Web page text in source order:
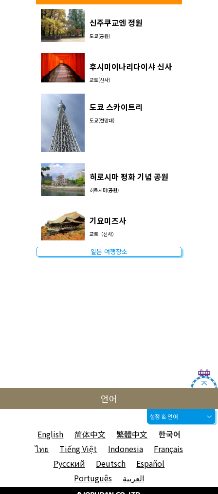
신주쿠교엔 정원
도쿄(공원)
후시미이나리다이샤 신사
교토(신사)
도쿄 스카이트리
도쿄(전망대)
히로시마 평화 기념 공원
히로시마(공원)
기요미즈사
교토（신사）
일본 여행장소
언어
설정 & 언어
English 简体中文 繁體中文
한국어
ไทย
Tiếng Việt Indonesia
Français
Русский
Deutsch
Español
Português
العربية